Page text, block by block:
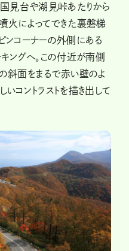
国見台や湖見峠あたりから
によってできた裏磐梯
ンコーナーの外側にある
ングへ。この付近が南側
斜面をまるで赤い壁のよ
コントラストを描き出して